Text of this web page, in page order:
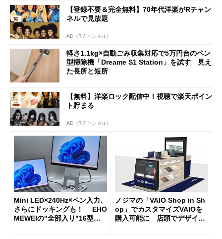
【登録不要＆完全無料】70年代洋楽がRチャン
ネルで見放題
AD（Rチャンネル）
軽さ1.1kg×自動ごみ収集対応で5万円台のペン
型掃除機「Dreame S1 Station」を試す 見え
た長所と短所
【無料】洋楽ロック配信中！視聴で楽天ポイン
ト貯まる
AD（Rチャンネル）
Mini LED×240Hz×ペン入力、
さらにドッキングも！ EHO
MEWEIの"全部入り"16型モ
ノジマの「VAIO Shop in Sh
op」でカスタマイズVAIOを
購入可能に 店頭でデザイン